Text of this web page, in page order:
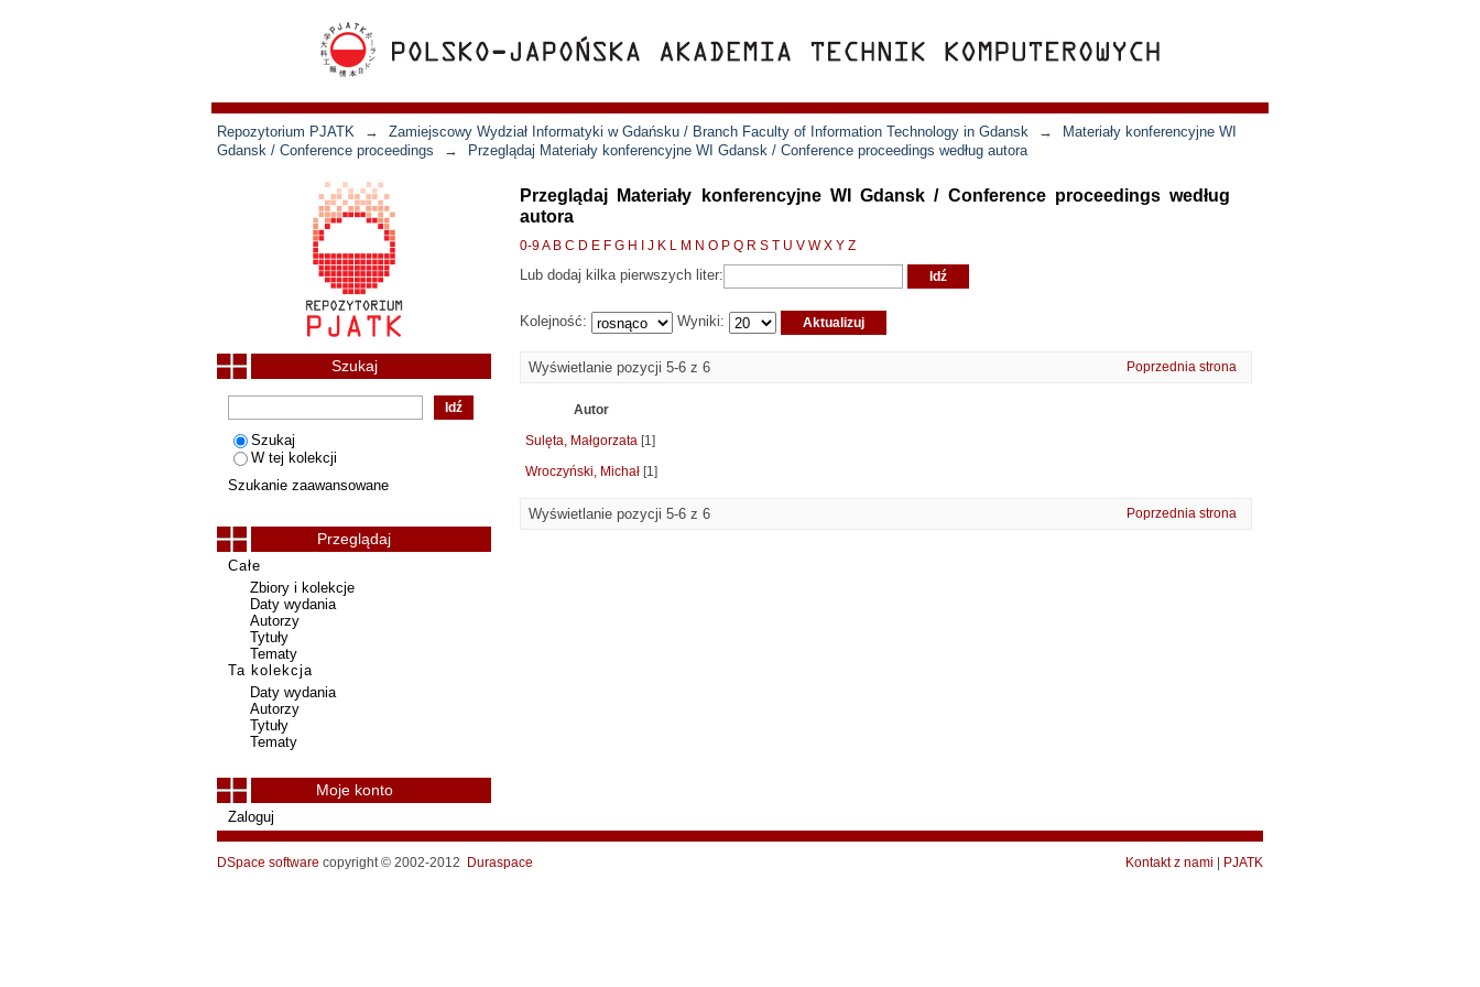
Repozytorium PJATK → Zamiejscowy Wydział Informatyki w Gdańsku / Branch Faculty of Information Technology in Gdansk →
Materiały konferencyjne WI
Gdansk / Conference proceedings
→ Przeglądaj Materiały konferencyjne WI Gdansk / Conference proceedings według autora
Przeglądaj Materiały konferencyjne WI Gdansk / Conference proceedings według
autora
0-9A B C D E F G H J K L M N O P Q R S T U V W X Y Z
Lub dodaj kilka pierwszych liter:
Kolejność: Wyniki:
Wyświetlanie pozycji 5-6 z 6 Poprzednia strona
Autor
Sulęta, Małgorzata [1]
Wroczyński, Michał [1]
Wyświetlanie pozycji 5-6 z 6 Poprzednia strona
Szukaj
Szukaj
W tej kolekcji
Szukanie zaawansowane
Przeglądaj
Całe
Zbiory i kolekcje
Daty wydania
Autorzy
Tytuły
Tematy
Ta kolekcja
Daty wydania
Autorzy
Tytuły
Tematy
Moje konto
Zaloguj
DSpace software copyright © 2002-2012 Duraspace Kontakt z nami PJATK